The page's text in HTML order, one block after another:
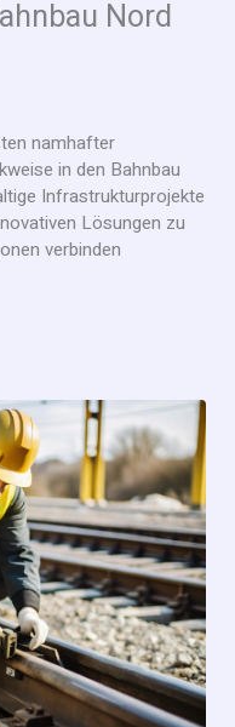
Nord
namhafter
in den Bahnbau
Infrastrukturprojekte
Lösungen zu
verbinden